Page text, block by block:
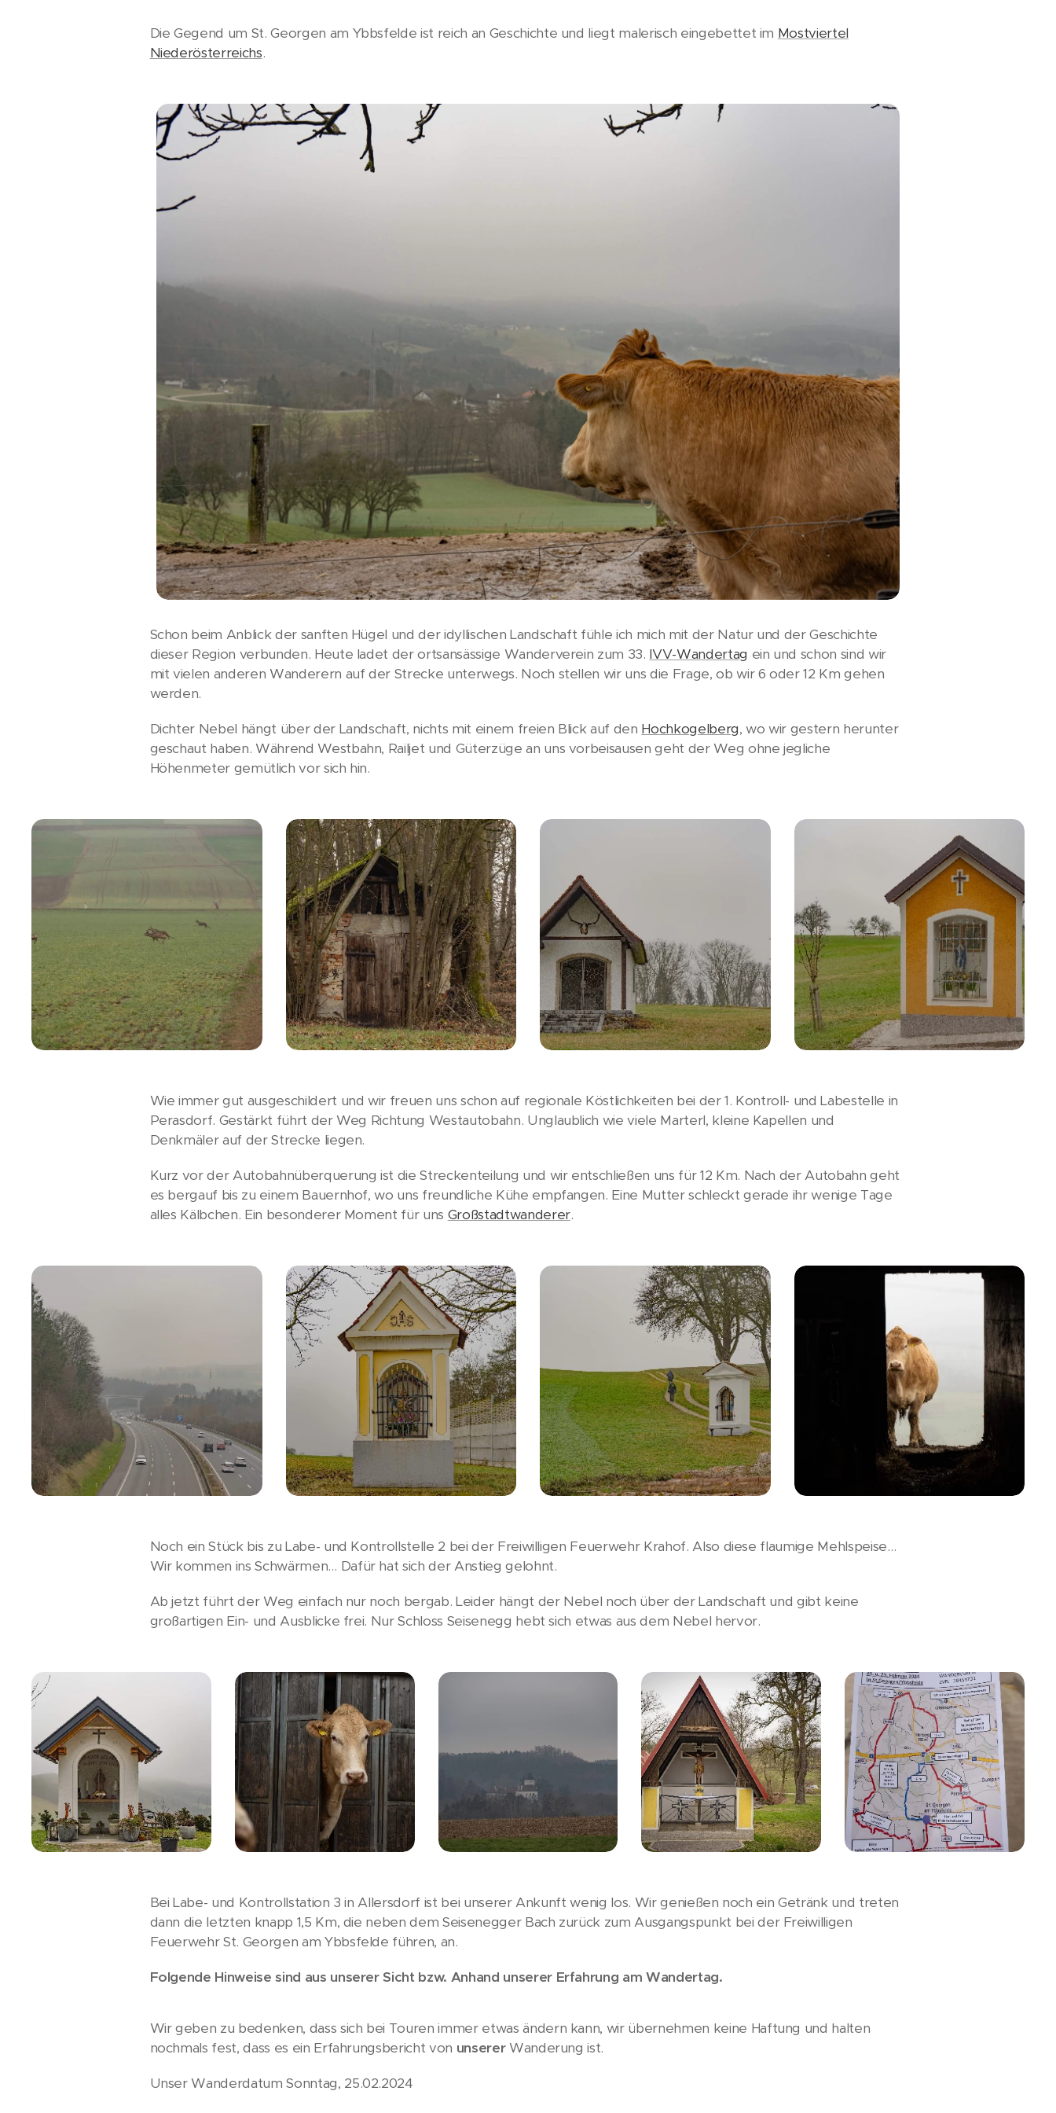
Die Gegend um St. Georgen am Ybbsfelde ist reich an Geschichte und liegt malerisch eingebettet im Mostviertel
Niederösterreichs.
Schon beim Anblick der sanften Hügel und der idyllischen Landschaft fühle ich mich mit der Natur und der Geschichte
dieser Region verbunden. Heute ladet der ortsansässige Wanderverein zum 33. IVV-Wandertag ein und schon sind wir
mit vielen anderen Wanderern auf der Strecke unterwegs. Noch stellen wir uns die Frage, ob wir 6 oder 12 Km gehen
werden.
Dichter Nebel hängt über der Landschaft, nichts mit einem freien Blick auf den Hochkogelberg, wo wir gestern herunter
geschaut haben. Während Westbahn, Railjet und Güterzüge an uns vorbeisausen geht der Weg ohne jegliche
Höhenmeter gemütlich vor sich hin.
Wie immer gut ausgeschildert und wir freuen uns schon auf regionale Köstlichkeiten bei der 1. Kontroll- und Labestelle in
Perasdorf. Gestärkt führt der Weg Richtung Westautobahn. Unglaublich wie viele Marterl, kleine Kapellen und
Denkmäler auf der Strecke liegen.
Kurz vor der Autobahnüberquerung ist die Streckenteilung und wir entschließen uns für 12 Km. Nach der Autobahn geht
es bergauf bis zu einem Bauernhof, wo uns freundliche Kühe empfangen. Eine Mutter schleckt gerade ihr wenige Tage
alles Kälbchen. Ein besonderer Moment für uns Großstadtwanderer.
Noch ein Stück bis zu Labe- und Kontrollstelle 2 bei der Freiwilligen Feuerwehr Krahof. Also diese flaumige Mehlspeise…
Wir kommen ins Schwärmen… Dafür hat sich der Anstieg gelohnt.
Ab jetzt führt der Weg einfach nur noch bergab. Leider hängt der Nebel noch über der Landschaft und gibt keine
großartigen Ein- und Ausblicke frei. Nur Schloss Seisenegg hebt sich etwas aus dem Nebel hervor.
Bei Labe- und Kontrollstation 3 in Allersdorf ist bei unserer Ankunft wenig los. Wir genießen noch ein Getränk und treten
dann die letzten knapp 1,5 Km, die neben dem Seisenegger Bach zurück zum Ausgangspunkt bei der Freiwilligen
Feuerwehr St. Georgen am Ybbsfelde führen, an.
Folgende Hinweise sind aus unserer Sicht bzw. Anhand unserer Erfahrung am Wandertag.
Wir geben zu bedenken, dass sich bei Touren immer etwas ändern kann, wir übernehmen keine Haftung und halten
nochmals fest, dass es ein Erfahrungsbericht von unsererWanderung ist.
Unser Wanderdatum Sonntag, 25.02.2024